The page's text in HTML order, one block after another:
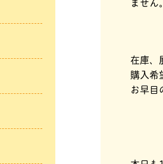
在庫、
購入希
お早目